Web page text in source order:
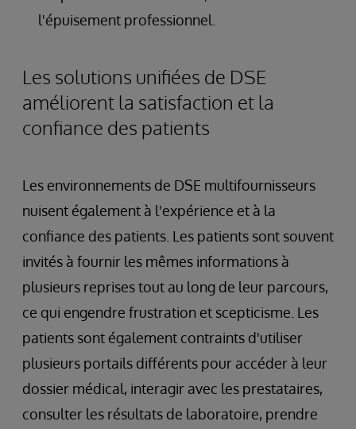
l'épuisement professionnel.
Les solutions unifiées de DSE
améliorent la satisfaction et la
confiance des patients
Les environnements de DSE multifournisseurs
nuisent également à l'expérience et à la
confiance des patients. Les patients sont souvent
invités à fournir les mêmes informations à
plusieurs reprises tout au long de leur parcours,
ce qui engendre frustration et scepticisme. Les
patients sont également contraints d'utiliser
plusieurs portails différents pour accéder à leur
dossier médical, interagir avec les prestataires,
consulter les résultats de laboratoire, prendre